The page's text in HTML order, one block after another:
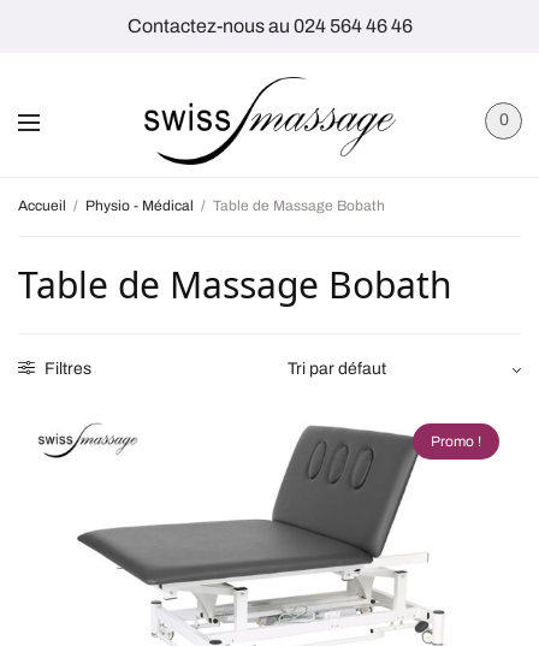
Contactez-nous au 024 564 46 46
0
Accueil / Physio - Médical / Table de Massage Bobath
Table de Massage Bobath
Filtres
Promo !